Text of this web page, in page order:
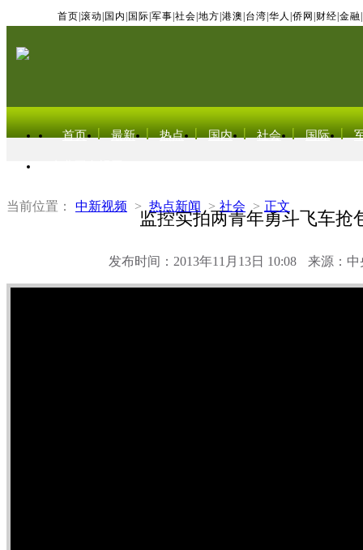
首页 滚动 国内 国际 军事 社会 地方 港澳 台湾 华人 侨网 财经 金融
首页 最新 热点 国内 社会 国际
当前位置： 中新视频 > 热点新闻 > 社会 > 正文
监控实拍两青年勇斗飞车抢
发布时间：2013年11月13日 10:08 来源：中